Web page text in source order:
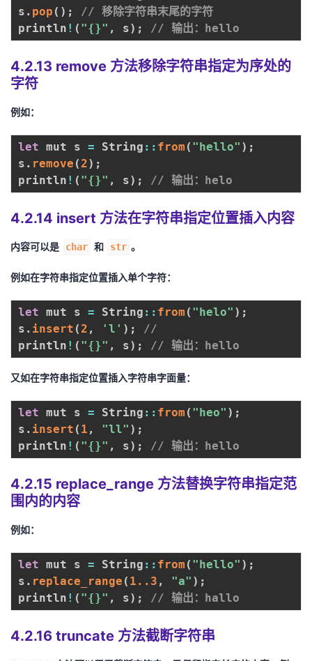
s . pop ( ) ;
// 移除字符串末尾的字符
println ! ( "{}" , s) ; // 输出：hello
4.2.13 remove 方法移除字符串指定为序处的
字符
例如：
let mut s = String : : from ( "hello" ) ;
s . remove ( 2) ;
println ! ( "{}" , s) ; // 输出：helo
4.2.14 insert 方法在字符串指定位置插入内容
内容可以是 char 和 str 。
例如在字符串指定位置插入单个字符：
let mut s = String : : from ( "helo" ) ;
s . insert ( 2 , 'l' ) ;
//
println ! ( "{}" , s) ; // 输出：hello
又如在字符串指定位置插入字符串字面量：
let mut s = String : : from ( "heo" ) ;
s . insert ( 1 , "ll" ) ;
println ! ( "{}" , s) ; // 输出：hello
4.2.15 replace_range 方法替换字符串指定范
围内的内容
例如：
let mut s = String : : from ( "hello" ) ;
s . replace_range ( 1. .3 , "a" ) ;
println ! ( "{}" , s) ; // 输出：hallo
4.2.16 truncate 方法截断字符串